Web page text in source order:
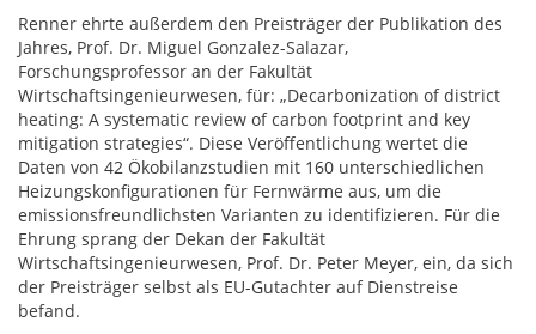
Renner ehrte außerdem den Preisträger der Publikation des
Jahres, Prof. Dr. Miguel Gonzalez-Salazar,
Forschungsprofessor an der Fakultät
Wirtschaftsingenieurwesen, für: „Decarbonization of district
heating: A systematic review of carbon footprint and key
mitigation strategies“. Diese Veröffentlichung wertet die
Daten von 42 Ökobilanzstudien mit 160 unterschiedlichen
Heizungskonfigurationen für Fernwärme aus, um die
emissionsfreundlichsten Varianten zu identifizieren. Für die
Ehrung sprang der Dekan der Fakultät
Wirtschaftsingenieurwesen, Prof. Dr. Peter Meyer, ein, da sich
der Preisträger selbst als EU-Gutachter auf Dienstreise
befand.